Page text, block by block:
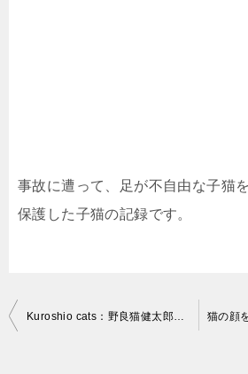
事故に遭って、足が不自由な子猫
保護した子猫の記録です。
投
Kuroshio cats：野良猫健太郎 わい貧乏神とちゃうわあ